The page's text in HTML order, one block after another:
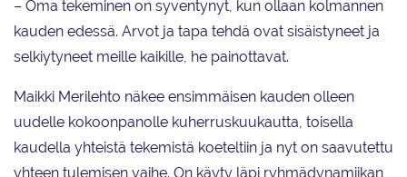
– Oma tekeminen on syventynyt, kun ollaan kolmannen
kauden edessä. Arvot ja tapa tehdä ovat sisäistyneet ja
selkiytyneet meille kaikille, he painottavat.
Maikki Merilehto näkee ensimmäisen kauden olleen
uudelle kokoonpanolle kuherruskuukautta, toisella
kaudella yhteistä tekemistä koeteltiin ja nyt on saavutettu
yhteen tulemisen vaihe. On käyty läpi ryhmädynamiikan